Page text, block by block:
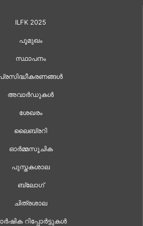
ILFK 2025
പൂമുഖം
സ്ഥാപനം
അവാർഡുകൾ
ശേഖരം
ലൈബ്രറി
ഓർമ്മസൂചിക
പുസ്തകശാല
ബ്ലോഗ്
ചിത്രശാല
റിപ്പോർട്ടുകൾ